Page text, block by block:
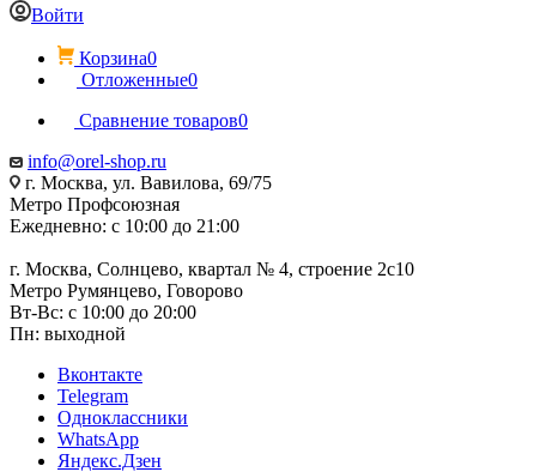
Войти
Корзина0
Отложенные0
Сравнение товаров0
info@orel-shop.ru
г. Москва, ул. Вавилова, 69/75
Метро Профсоюзная
Ежедневно: с 10:00 до 21:00
г. Москва, Солнцево, квартал № 4, строение 2с10
Метро Румянцево, Говорово
Вт-Вс: с 10:00 до 20:00
Пн: выходной
Вконтакте
Telegram
Одноклассники
WhatsApp
Яндекс.Дзен